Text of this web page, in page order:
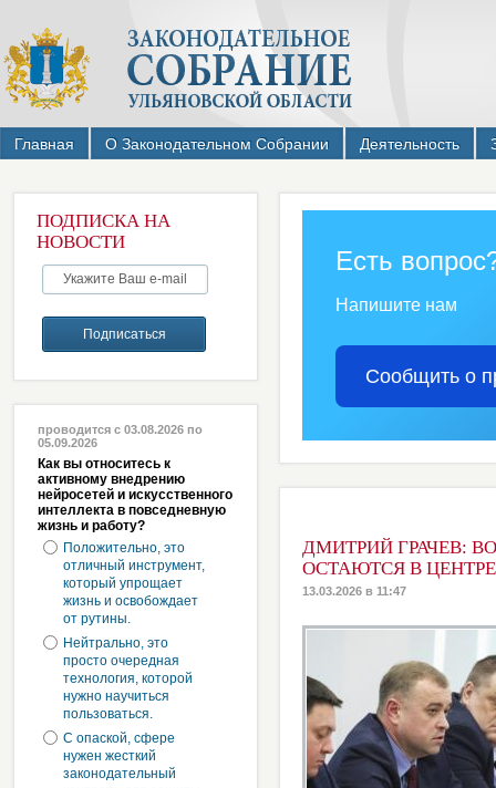
Главная О Законодательном Собрании Деятельность
ПОДПИСКА НА
НОВОСТИ
проводится с 03.08.2026 по
05.09.2026
Как вы относитесь к
активному внедрению
нейросетей и искусственного
интеллекта в повседневную
жизнь и работу?
Положительно, это
отличный инструмент,
который упрощает
жизнь и освобождает
от рутины.
Нейтрально, это
просто очередная
технология, которой
нужно научиться
пользоваться.
С опаской, сфере
нужен жесткий
законодательный
Есть
Напишите нам
Сообщить о
ДМИТРИЙ ГРАЧЕВ:
ОСТАЮТСЯ В
13.03.2026 в 11:47